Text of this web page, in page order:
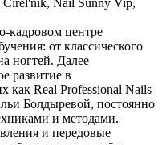
Cirel'nik, Nail Sunny Vip,
кадровом центре
от классического
ногтей. Далее
развитие в
как Real Professional Nails
Болдыревой, постоянно
и методами.
и передовые